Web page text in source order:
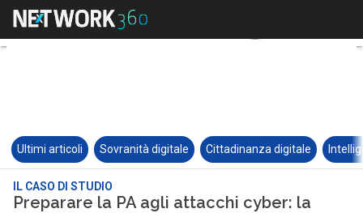
Ultimi articoli Sovranità digitale Cittadinanza digitale
IL CASO DI STUDIO
Preparare la PA agli attacchi cyber: la